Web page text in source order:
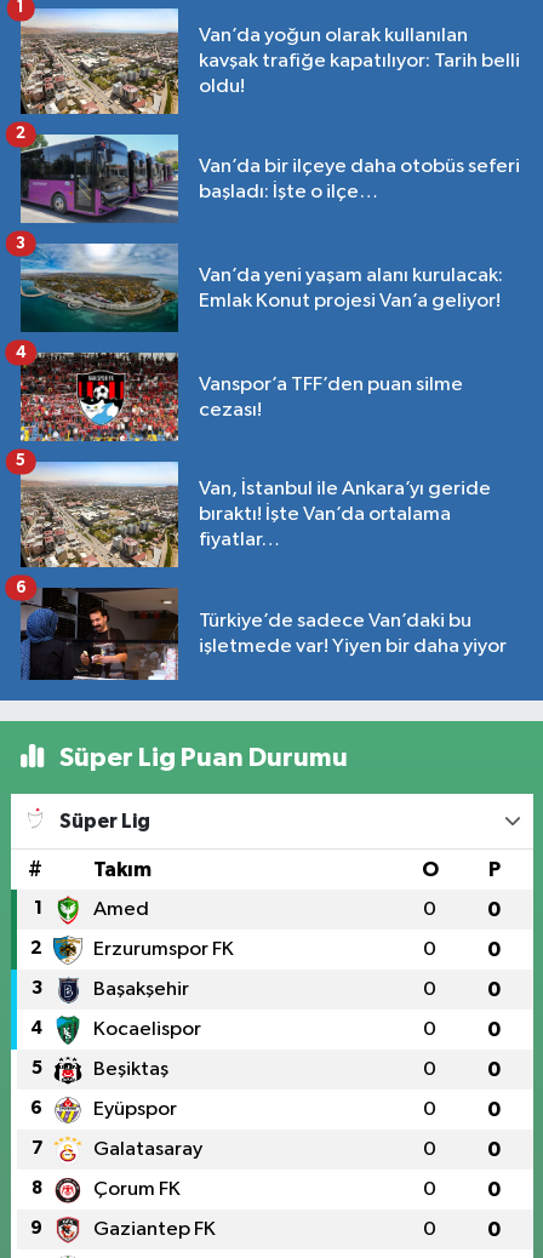
Van’da yoğun olarak kullanılan
kavşak trafiğe kapatılıyor: Tarih belli
oldu!
Van’da bir ilçeye daha otobüs seferi
başladı: İşte o ilçe…
2
Van’da yeni yaşam alanı kurulacak:
Emlak Konut projesi Van’a geliyor!
3
Vanspor’a TFF’den puan silme
cezası!
4
Van, İstanbul ile Ankara’yı geride
bıraktı! İşte Van’da ortalama
fiyatlar…
5
Türkiye’de sadece Van’daki bu
işletmede var! Yiyen bir daha yiyor
6
Süper Lig Puan Durumu
Süper Lig
# Takım O P
1 Amed 0 0
2 Erzurumspor FK 0 0
3 Başakşehir 0 0
4 Kocaelispor 0 0
5 Beşiktaş 0 0
6 Eyüpspor 0 0
7 Galatasaray 0 0
8 Çorum FK 0 0
9 Gaziantep FK 0 0